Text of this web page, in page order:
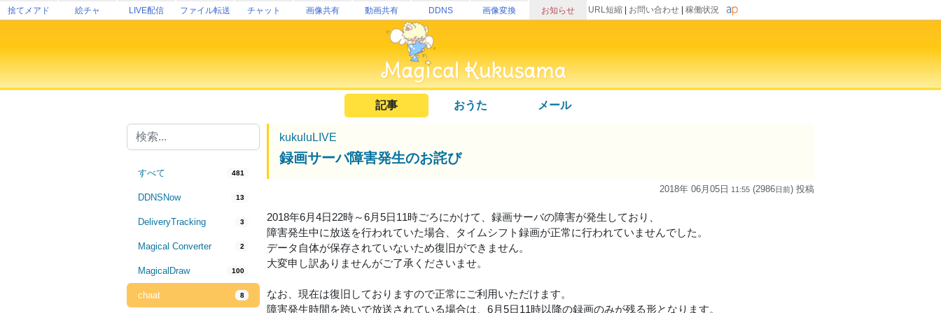
捨てメアド 絵チャ LIVE配信 ファイル転送 チャット 画像共有 動画共有 DDNS 画像変換 お知らせ URL短縮 お問い合わせ 稼働状況
記事 おうた メール
すべて 481
DDNSNow 13
DeliveryTracking 3
Magical Converter 2
MagicalDraw 100
chaat 8
kukuluLIVE
録画サーバ障害発生のお詫び
2018年 06月05日 11:55 (2986日前) 投稿
2018年6月4日22時～6月5日11時ごろにかけて、録画サーバの障害が発生しており、
障害発生中に放送を行われていた場合、タイムシフト録画が正常に行われていませんでした。
データ自体が保存されていないため復旧ができません。
大変申し訳ありませんがご了承くださいませ。
なお、現在は復旧しておりますので正常にご利用いただけます。
障害発生時間を跨いで放送されている場合は、6月5日11時以降の録画のみが残る形となります。